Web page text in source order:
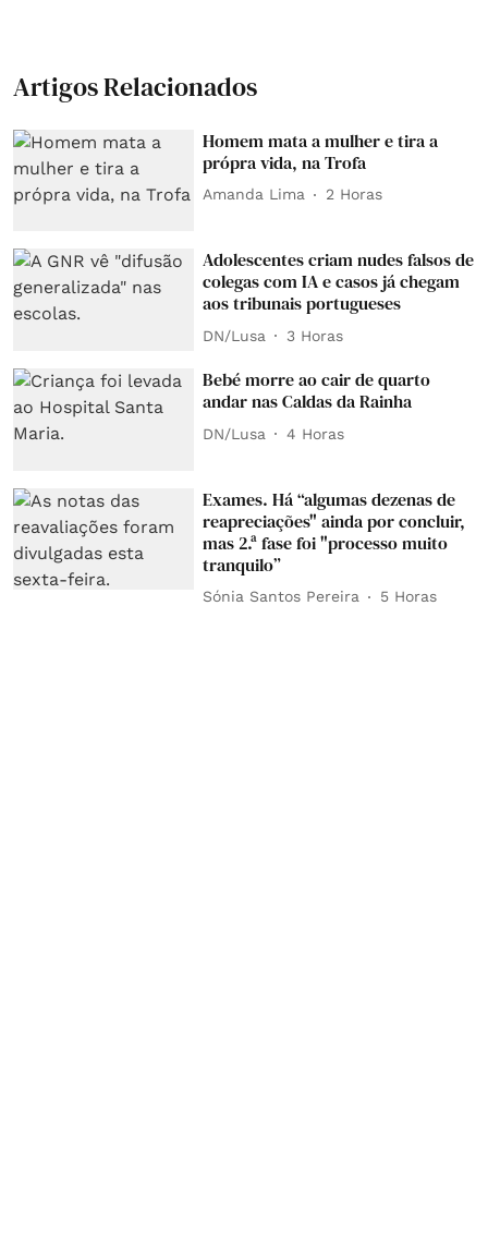
Artigos Relacionados
Homem mata a mulher e tira a
própra vida, na Trofa
Amanda Lima 2 Horas
Adolescentes criam nudes falsos de
colegas com IA e casos já chegam
aos tribunais portugueses
DN/Lusa 3 Horas
Bebé morre ao cair de quarto
andar nas Caldas da Rainha
DN/Lusa 4 Horas
Exames. Há “algumas dezenas de
reapreciações" ainda por concluir,
mas 2.ª fase foi "processo muito
tranquilo”
Sónia Santos Pereira 5 Horas